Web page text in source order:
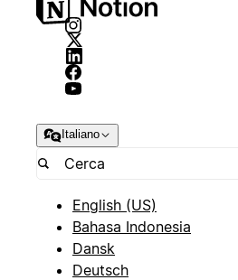
Italiano
English (US)
Bahasa Indonesia
Dansk
Deutsch